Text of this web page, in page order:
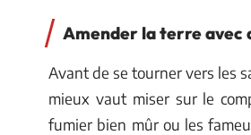
Amender la terre avec
Avant de se tourner vers les
mieux vaut miser sur le
fumier bien mûr ou les